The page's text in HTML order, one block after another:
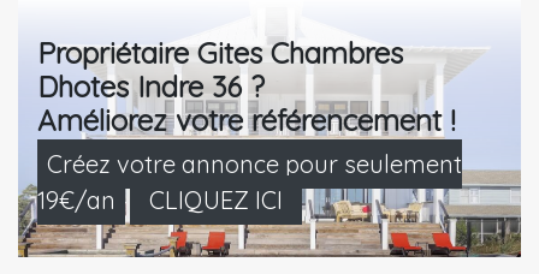
Propriétaire Gites Chambres
Dhotes Indre 36 ?
Améliorez votre référencement !
Créez votre annonce pour seulement
19€/an
CLIQUEZ ICI